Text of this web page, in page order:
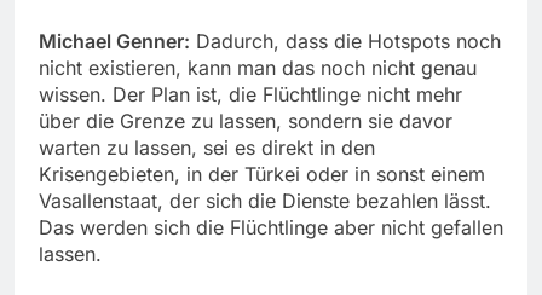
Michael Genner: Dadurch, dass die Hotspots noch
nicht existieren, kann man das noch nicht genau
wissen. Der Plan ist, die Flüchtlinge nicht mehr
über die Grenze zu lassen, sondern sie davor
warten zu lassen, sei es direkt in den
Krisengebieten, in der Türkei oder in sonst einem
Vasallenstaat, der sich die Dienste bezahlen lässt.
Das werden sich die Flüchtlinge aber nicht gefallen
lassen.